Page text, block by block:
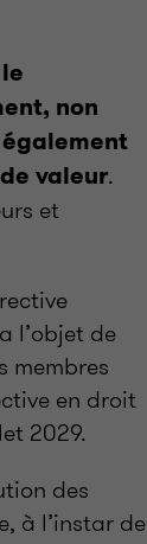
non
valeur.
et
l’objet de
membres
en droit
2029.
des
à l’instar de